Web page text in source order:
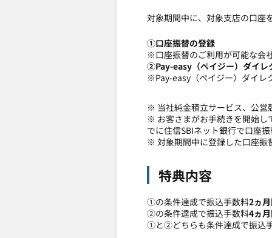
対象期間中に、対象支店の口座
①口座振替の登録
※口座振替のご利用が可能な会
②Pay-easy（ペイジー）ダイレ
※Pay-easy（ペイジー）ダイレ
※ 当社純金積立サービス、公営
※ お客さまがお手続きを開始し
でに住信SBIネット銀行で口座
※ 対象期間中に登録した口座振
特典内容
①の条件達成で振込手数料2ヵ
②の条件達成で振込手数料4ヵ
①と②どちらも条件達成で振込